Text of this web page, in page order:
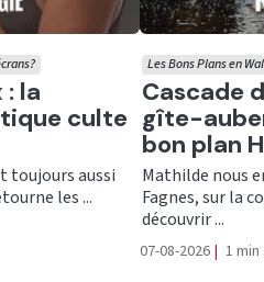
la
culte
toujours aussi
les ...
Ecouter
Cascade
gîte-
bon plan
Les Bons Plans en
Mathilde nous
Fagnes, sur la
découvrir ...
07-08-2026 | 1 min